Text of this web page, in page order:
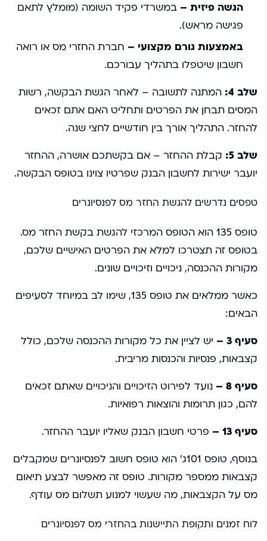
הגשה פיזית – במשרדי פקיד השומה (מומלץ לתאם
פגישה מראש).
באמצעות גורם מקצועי – חברת החזרי מס או רואה
חשבון שיטפלו בתהליך עבורכם.
שלב 4:
המתנה לתשובה – לאחר הגשת הבקשה, רשות
המסים תבחן את הפרטים ותחליט האם אתם זכאים
להחזר. התהליך אורך בין חודשיים לחצי שנה.
שלב 5:
קבלת ההחזר – אם בקשתכם אושרה, ההחזר
יועבר ישירות לחשבון הבנק שפרטיו צוינו בטופס הבקשה.
טפסים נדרשים להגשת החזר מס לפנסיונרים
טופס 135 הוא הטופס המרכזי להגשת בקשת החזר מס.
בטופס זה תצטרכו למלא את הפרטים האישיים שלכם,
מקורות ההכנסה, ניכויים וזיכויים שונים.
כאשר ממלאים את טופס 135, שימו לב במיוחד לסעיפים
הבאים:
סעיף 3 –
יש לציין את כל מקורות ההכנסה שלכם, כולל
קצבאות, פנסיות והכנסות מריבית.
סעיף 8 –
נועד לפירוט הזיכויים והניכויים שאתם זכאים
להם, כגון תרומות והוצאות רפואיות.
סעיף 13 –
פרטי חשבון הבנק שאליו יועבר ההחזר.
בנוסף, טופס 101ג’ הוא טופס חשוב לפנסיונרים שמקבלים
קצבאות ממספר מקורות. טופס זה מאפשר לבצע תיאום
מס על הקצבאות, מה שעשוי למנוע תשלום מס עודף.
לוח זמנים ותקופת התיישנות בהחזרי מס לפנסיונרים